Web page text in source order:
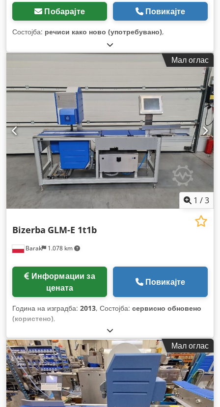
Побарајте Повикајте
Состојба: речиси како ново (употребувано),
Мал оглас
1 /3
Barak 1.078 km
Bizerba GLM-E 1t1b
цената
Повикајте
Година на изградба: 2013, Состојба: сервисно обновено
(користено),
Мал оглас